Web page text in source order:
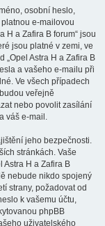
osobní heslo,
e-mailovou
H a Zafira B forum“ jsou
jsou platné v zemi, ve
„Opel Astra H a Zafira B
a vašeho e-mailu při
Ve všech případech
veřejně
nebo povolit zasílání
váš e-mail.
jeho bezpečnosti.
stránkách. Vaše
Astra H a Zafira B
nebude nikdo spojený
strany, požadovat od
k vašemu účtu,
phpBB
uživatelského